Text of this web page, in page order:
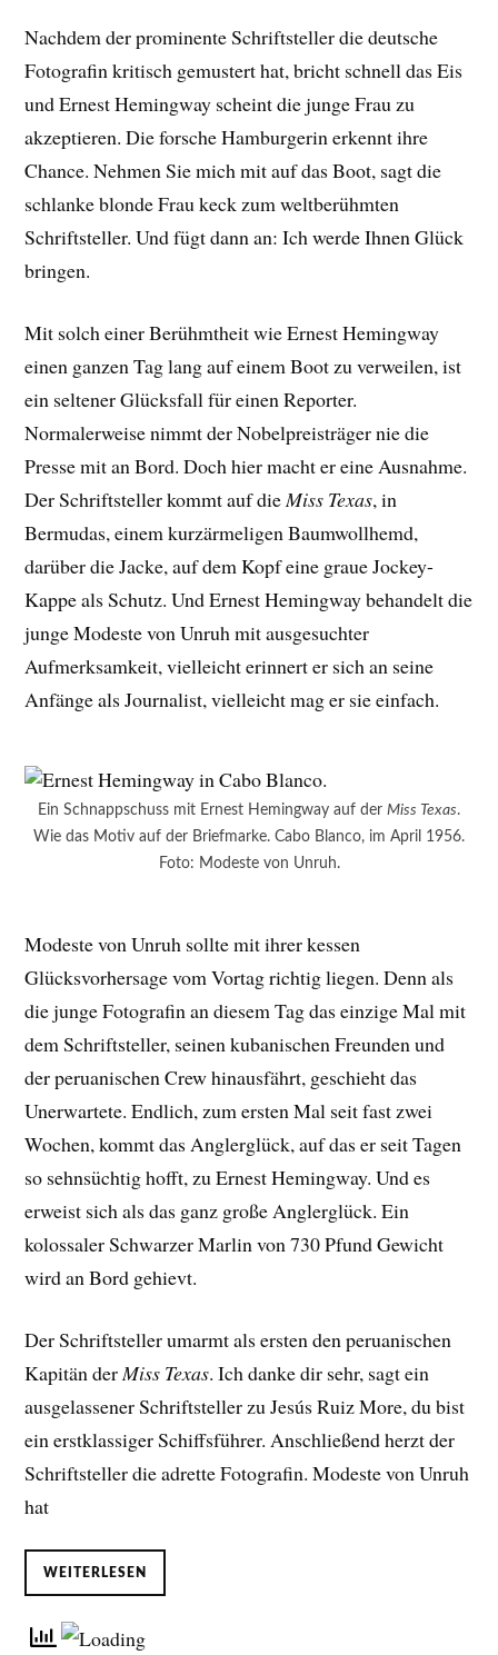
Nachdem der prominente Schriftsteller die deutsche
Fotografin kritisch gemustert hat, bricht schnell das Eis
und Ernest Hemingway scheint die junge Frau zu
akzeptieren. Die forsche Hamburgerin erkennt ihre
Chance. Nehmen Sie mich mit auf das Boot, sagt die
schlanke blonde Frau keck zum weltberühmten
Schriftsteller. Und fügt dann an: Ich werde Ihnen Glück
bringen.
Mit solch einer Berühmtheit wie Ernest Hemingway
einen ganzen Tag lang auf einem Boot zu verweilen, ist
ein seltener Glücksfall für einen Reporter.
Normalerweise nimmt der Nobelpreisträger nie die
Presse mit an Bord. Doch hier macht er eine Ausnahme.
Der Schriftsteller kommt auf dieMiss Texas, in
Bermudas, einem kurzärmeligen Baumwollhemd,
darüber die Jacke, auf dem Kopf eine graue Jockey-
Kappe als Schutz. Und Ernest Hemingway behandelt die
junge Modeste von Unruh mit ausgesuchter
Aufmerksamkeit, vielleicht erinnert er sich an seine
Anfänge als Journalist, vielleicht mag er sie einfach.
Ein Schnappschuss mit Ernest Hemingway auf der Miss Texas.
Wie das Motiv auf der Briefmarke. Cabo Blanco, im April 1956.
Foto: Modeste von Unruh.
Modeste von Unruh sollte mit ihrer kessen
Glücksvorhersage vom Vortag richtig liegen. Denn als
die junge Fotografin an diesem Tag das einzige Mal mit
dem Schriftsteller, seinen kubanischen Freunden und
der peruanischen Crew hinausfährt, geschieht das
Unerwartete. Endlich, zum ersten Mal seit fast zwei
Wochen, kommt das Anglerglück, auf das er seit Tagen
so sehnsüchtig hofft, zu Ernest Hemingway. Und es
erweist sich als das ganz große Anglerglück. Ein
kolossaler Schwarzer Marlin von 730 Pfund Gewicht
wird an Bord gehievt.
Der Schriftsteller umarmt als ersten den peruanischen
Kapitän derMiss Texas. Ich danke dir sehr, sagt ein
ausgelassener Schriftsteller zu Jesús Ruiz More, du bist
ein erstklassiger Schiffsführer. Anschließend herzt der
Schriftsteller die adrette Fotografin. Modeste von Unruh
hat
WEITERLESEN